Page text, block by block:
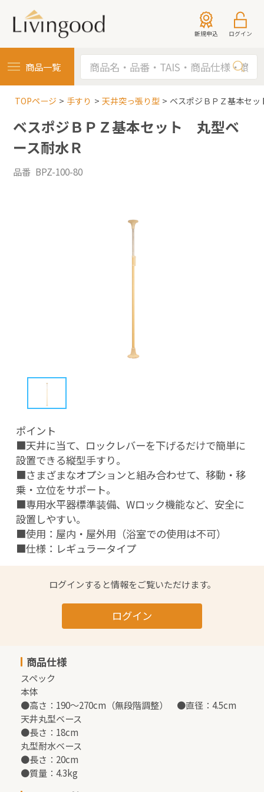
新規申込 ログイン
商品一覧
TOPページ 手すり 天井突っ張り型 ベスポジＢＰＺ基本セ
ベスポジＢＰＺ基本セット 丸型ベ
ース耐水Ｒ
品番 BPZ-100-80
ポイント
■天井に当て、ロックレバーを下げるだけで簡単に
設置できる縦型手すり。
■さまざまなオプションと組み合わせて、移動・移
乗・立位をサポート。
■専用水平器標準装備、Wロック機能など、安全に
設置しやすい。
■使用：屋内・屋外用（浴室での使用は不可）
■仕様：レギュラータイプ
ログインすると情報をご覧いただけます。
ログイン
商品仕様
スペック
本体
●高さ：190～270cm（無段階調整）　●直径：4.5cm
天井丸型ベース
●長さ：18cm
丸型耐水ベース
●長さ：20cm
●質量：4.3kg